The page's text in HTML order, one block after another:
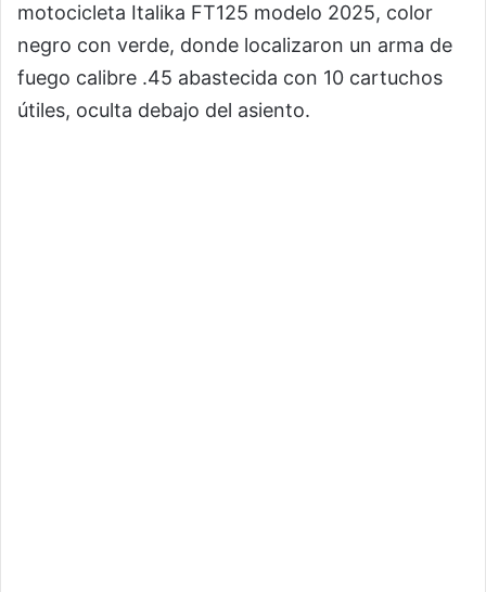
motocicleta Italika FT125 modelo 2025, color
negro con verde, donde localizaron un arma de
fuego calibre .45 abastecida con 10 cartuchos
útiles, oculta debajo del asiento.